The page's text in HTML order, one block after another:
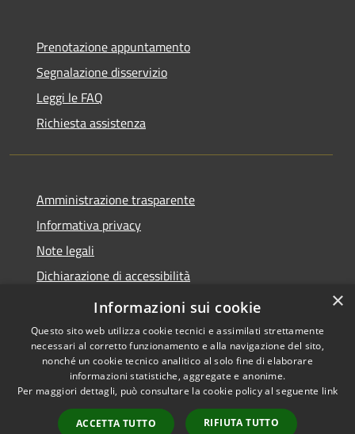
Prenotazione appuntamento
Segnalazione disservizio
Leggi le FAQ
Richiesta assistenza
Amministrazione trasparente
Informativa privacy
Note legali
Dichiarazione di accessibilità
Obiettivi di accessibilità
Accessibilità
Copyright © 2026 • Comune di
Mogoro • Powered by
Municipium•
Accesso
×
Informazioni sui cookie
Questo sito web utilizza cookie tecnici e assimilati strettamente
necessari al corretto funzionamento e alla navigazione del sito,
nonché un cookie tecnico analitico al solo fine di elaborare
informazioni statistiche, aggregate e anonime.
Per maggiori dettagli, può consultare la cookie policy al seguente link
ACCETTA TUTTO RIFIUTA TUTTO